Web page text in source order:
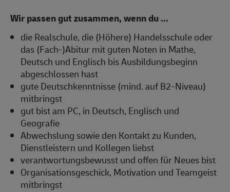
Wir passen gut zusammen, wenn du ...
die Realschule, die (Höhere) Handelsschule oder
das (Fach-)Abitur mit guten Noten in Mathe,
Deutsch und Englisch bis Ausbildungsbeginn
abgeschlossen hast
gute Deutschkenntnisse (mind. auf B2-Niveau)
mitbringst
gut bist am PC, in Deutsch, Englisch und
Geografie
Abwechslung sowie den Kontakt zu Kunden,
Dienstleistern und Kollegen liebst
verantwortungsbewusst und offen für Neues bist
Organisationsgeschick, Motivation und Teamgeist
mitbringst